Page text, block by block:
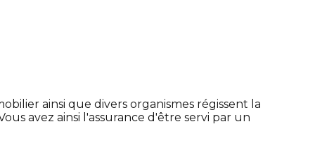
ainsi que divers organismes régissent la
avez ainsi l'assurance d'être servi par un